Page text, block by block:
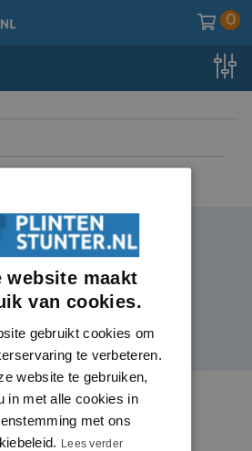
0
vragen
website maakt
van cookies.
gebruikt cookies om
te verbeteren.
website te gebruiken,
in met alle cookies in
met ons
Lees verder